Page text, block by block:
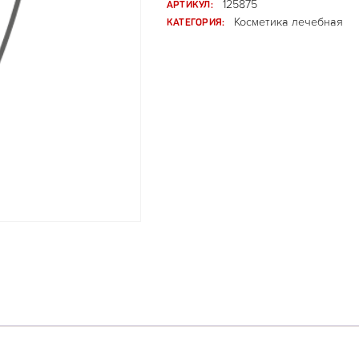
АРТИКУЛ:
125875
КАТЕГОРИЯ:
Косметика лечебная